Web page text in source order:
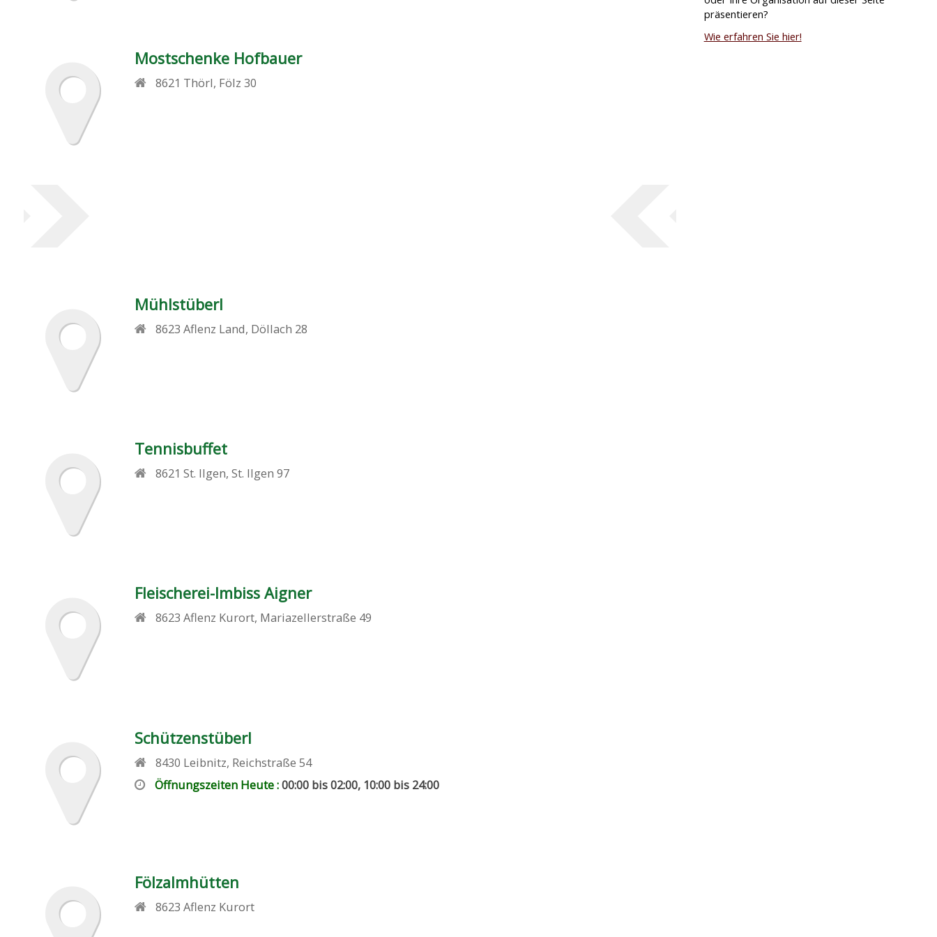
Mostschenke Hofbauer
8621 Thörl, Fölz 30
Mühlstüberl
8623 Aflenz Land, Döllach 28
Tennisbuffet
8621 St. Ilgen,St. Ilgen 97
Fleischerei-Imbiss Aigner
8623 Aflenz Kurort, Mariazellerstraße 49
Schützenstüberl
8430 Leibnitz, Reichstraße 54
Öffnungszeiten Heute :00:00 bis 02:00, 10:00 bis 24:00
Fölzalmhütten
8623 Aflenz Kurort
präsentieren?
Wie erfahren Sie hier!